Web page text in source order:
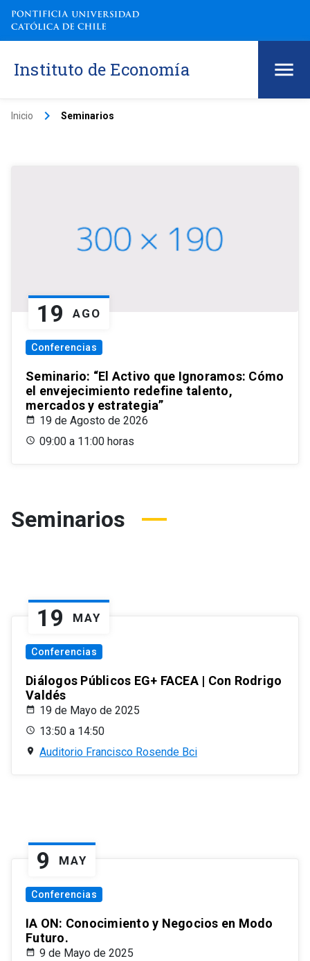
Instituto de Economía
Inicio keyboard_arrow_right Seminarios
19 AGO
Conferencias
Seminario: “El Activo que Ignoramos: Cómo
el envejecimiento redefine talento,
mercados y estrategia”
19 de Agosto de 2026
09:00 a 11:00 horas
Seminarios
19 MAY
Conferencias
Diálogos Públicos EG+ FACEA | Con Rodrigo
Valdés
19 de Mayo de 2025
13:50 a 14:50
Auditorio Francisco Rosende Bci
9 MAY
Conferencias
IA ON: Conocimiento y Negocios en Modo
Futuro.
9 de Mayo de 2025